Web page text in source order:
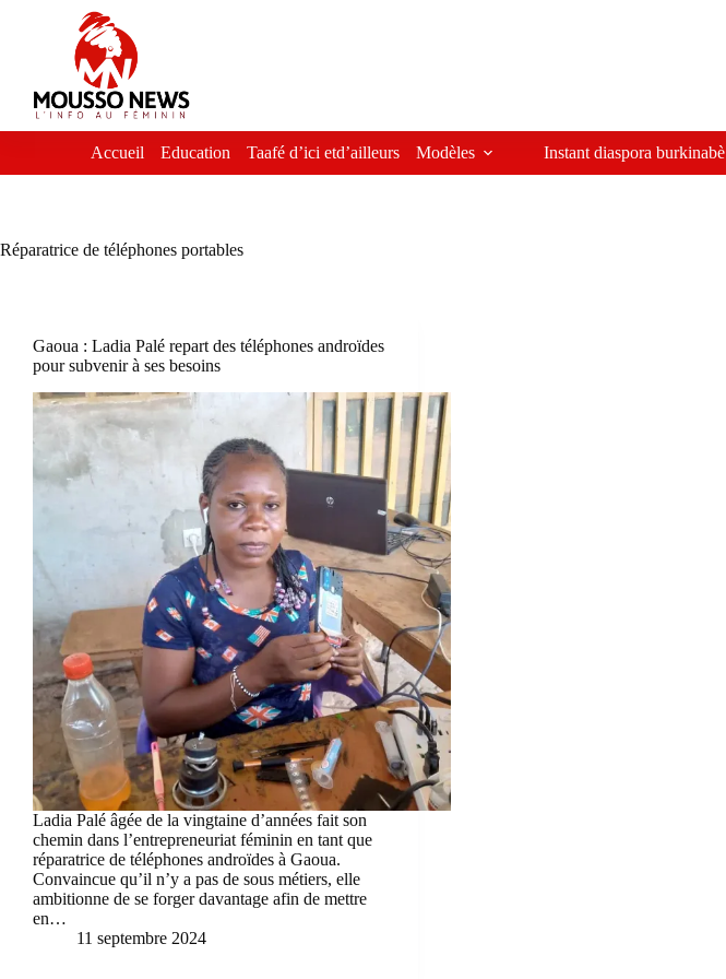
Accueil Education Taafé d’ici etd’ailleurs Modèles Instant diaspora burkinabè
Réparatrice de téléphones portables
Gaoua : Ladia Palé repart des téléphones androïdes
pour subvenir à ses besoins
Ladia Palé âgée de la vingtaine d’années fait son
chemin dans l’entrepreneuriat féminin en tant que
réparatrice de téléphones androïdes à Gaoua.
Convaincue qu’il n’y a pas de sous métiers, elle
ambitionne de se forger davantage afin de mettre
en…
11 septembre 2024